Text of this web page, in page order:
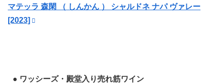
マテッラ 森閑 （ しんかん ） シャルドネ ナパ ヴァレー
[2023]
● ワッシーズ・殿堂入り売れ筋ワイン